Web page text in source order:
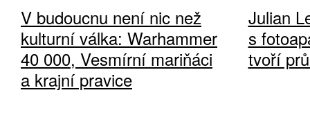
V budoucnu není nic než
kulturní válka: Warhammer
40 000, Vesmírní mariňáci
a krajní pravice
Julian
s
tvoří